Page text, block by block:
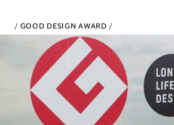
GOOD DESIGN AWARD